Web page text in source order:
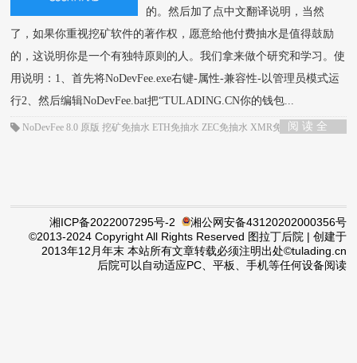
的。然后加了点中文翻译说明，当然
了，如果你重视挖矿软件的著作权，愿意给他付费抽水是值得鼓励
的，这说明你是一个有独特原则的人。我们拿来做个研究和学习。使
用说明：1、首先将NoDevFee.exe右键-属性-兼容性-以管理员模式运
行2、然后编辑NoDevFee.bat把“TULADING.CN你的钱包...
阅 读 全
NoDevFee8.0 原版挖矿免抽水ETH免抽水ZEC免抽水XMR免抽水
湘ICP备2022007295号-2
湘公网安备43120202000356号
©2013-2024 Copyright All Rights Reserved 图拉丁后院 | 创建于
2013年12月年末本站所有文章转载必须注明出处©tulading.cn
后院可以自动适应PC、平板、手机等任何设备阅读